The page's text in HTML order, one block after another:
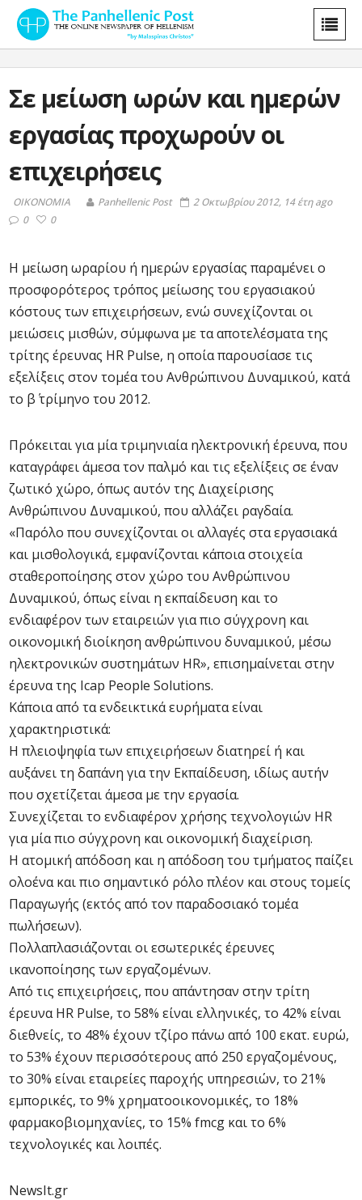
Σε μείωση ωρών και ημερών
εργασίας προχωρούν οι
επιχειρήσεις
ΟΙΚΟΝΟΜΙΑ Panhellenic Post
2 Οκτωβρίου 2012, 14 έτη ago
0
0
Η μείωση ωραρίου ή ημερών εργασίας παραμένει ο
προσφορότερος τρόπος μείωσης του εργασιακού
κόστους των επιχειρήσεων, ενώ συνεχίζονται οι
μειώσεις μισθών, σύμφωνα με τα αποτελέσματα της
τρίτης έρευνας HR Pulse, η οποία παρουσίασε τις
εξελίξεις στον τομέα του Ανθρώπινου Δυναμικού, κατά
το β΄ τρίμηνο του 2012.
Πρόκειται για μία τριμηνιαία ηλεκτρονική έρευνα, που
καταγράφει άμεσα τον παλμό και τις εξελίξεις σε έναν
ζωτικό χώρο, όπως αυτόν της Διαχείρισης
Ανθρώπινου Δυναμικού, που αλλάζει ραγδαία.
«Παρόλο που συνεχίζονται οι αλλαγές στα εργασιακά
και μισθολογικά, εμφανίζονται κάποια στοιχεία
σταθεροποίησης στον χώρο του Ανθρώπινου
Δυναμικού, όπως είναι η εκπαίδευση και το
ενδιαφέρον των εταιρειών για πιο σύγχρονη και
οικονομική διοίκηση ανθρώπινου δυναμικού, μέσω
ηλεκτρονικών συστημάτων HR», επισημαίνεται στην
έρευνα της Icap People Solutions.
Κάποια από τα ενδεικτικά ευρήματα είναι
χαρακτηριστικά:
Η πλειοψηφία των επιχειρήσεων διατηρεί ή και
αυξάνει τη δαπάνη για την Εκπαίδευση, ιδίως αυτήν
που σχετίζεται άμεσα με την εργασία.
Συνεχίζεται το ενδιαφέρον χρήσης τεχνολογιών HR
για μία πιο σύγχρονη και οικονομική διαχείριση.
Η ατομική απόδοση και η απόδοση του τμήματος παίζει
ολοένα και πιο σημαντικό ρόλο πλέον και στους τομείς
Παραγωγής (εκτός από τον παραδοσιακό τομέα
πωλήσεων).
Πολλαπλασιάζονται οι εσωτερικές έρευνες
ικανοποίησης των εργαζομένων.
Από τις επιχειρήσεις, που απάντησαν στην τρίτη
έρευνα HR Pulse, το 58% είναι ελληνικές, το 42% είναι
διεθνείς, το 48% έχουν τζίρο πάνω από 100 εκατ. ευρώ,
το 53% έχουν περισσότερους από 250 εργαζομένους,
το 30% είναι εταιρείες παροχής υπηρεσιών, το 21%
εμπορικές, το 9% χρηματοοικονομικές, το 18%
φαρμακοβιομηχανίες, το 15% fmcg και το 6%
τεχνολογικές και λοιπές.
NewsIt.gr